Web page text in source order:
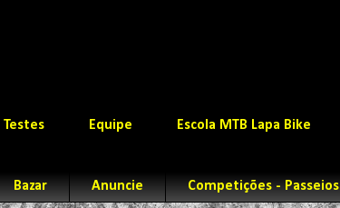
Testes Equipe Escola MTB Lapa Bike
Bazar Anuncie Competições - Passeios